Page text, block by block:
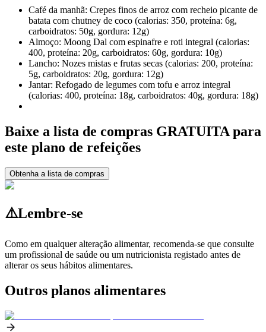
Café da manhã: Crepes finos de arroz com recheio picante de
batata com chutney de coco (calorias: 350, proteína: 6g,
carboidratos: 50g, gordura: 12g)
Almoço: Moong Dal com espinafre e roti integral (calorias:
400, proteína: 20g, carboidratos: 60g, gordura: 10g)
Lancho: Nozes mistas e frutas secas (calorias: 200, proteína:
5g, carboidratos: 20g, gordura: 12g)
Jantar: Refogado de legumes com tofu e arroz integral
(calorias: 400, proteína: 18g, carboidratos: 40g, gordura: 18g)
Baixe a lista de compras GRATUITA para
este plano de refeições
Obtenha a lista de compras
⚠️Lembre-se
Como em qualquer alteração alimentar, recomenda-se que consulte
um profissional de saúde ou um nutricionista registado antes de
alterar os seus hábitos alimentares.
Outros planos alimentares